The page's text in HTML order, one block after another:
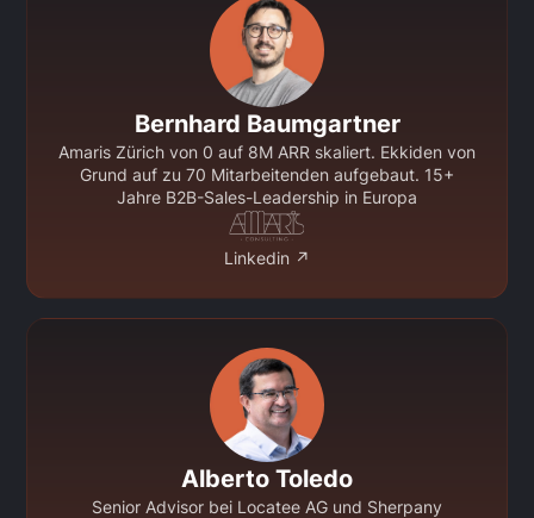
Bernhard Baumgartner
Amaris Zürich von 0 auf 8M ARR skaliert. Ekkiden von
Grund auf zu 70 Mitarbeitenden aufgebaut. 15+
Jahre B2B-Sales-Leadership in Europa
Linkedin ↗
Alberto Toledo
Senior Advisor bei Locatee AG und Sherpany